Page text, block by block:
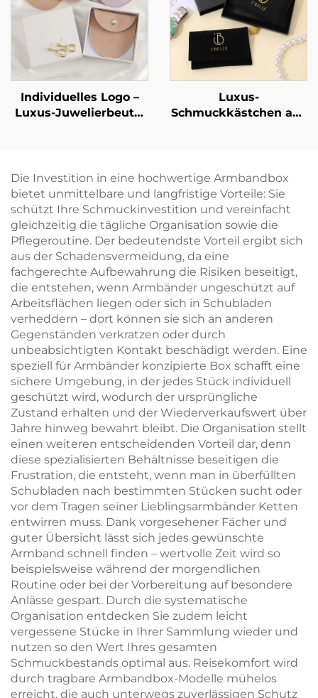
exklusive Artefakt-Box
für Schmuck,
Halsketten und Ringe
Geschenkbox,
Großhandel
Individuelles Logo –
Luxus-Juwelierbeutel
und weichem
Mikrofaser-Futter zur
Aufbewahrung von
Halsketten, Ohrringen
und Ringen
Luxus-
Schmuckkästchen aus
mit Bandgriff zur
Verpackung von
Halskette und Ring
Die Investition in eine hochwertige Armbandbox
bietet unmittelbare und langfristige Vorteile: Sie
schützt Ihre Schmuckinvestition und vereinfacht
gleichzeitig die tägliche Organisation sowie die
Pflegeroutine. Der bedeutendste Vorteil ergibt sich
aus der Schadensvermeidung, da eine
fachgerechte Aufbewahrung die Risiken beseitigt,
die entstehen, wenn Armbänder ungeschützt auf
Arbeitsflächen liegen oder sich in Schubladen
verheddern – dort können sie sich an anderen
Gegenständen verkratzen oder durch
unbeabsichtigten Kontakt beschädigt werden. Eine
speziell für Armbänder konzipierte Box schafft eine
sichere Umgebung, in der jedes Stück individuell
geschützt wird, wodurch der ursprüngliche
Zustand erhalten und der Wiederverkaufswert über
Jahre hinweg bewahrt bleibt. Die Organisation stellt
einen weiteren entscheidenden Vorteil dar, denn
diese spezialisierten Behältnisse beseitigen die
Frustration, die entsteht, wenn man in überfüllten
Schubladen nach bestimmten Stücken sucht oder
vor dem Tragen seiner Lieblingsarmbänder Ketten
entwirren muss. Dank vorgesehener Fächer und
guter Übersicht lässt sich jedes gewünschte
Armband schnell finden – wertvolle Zeit wird so
beispielsweise während der morgendlichen
Routine oder bei der Vorbereitung auf besondere
Anlässe gespart. Durch die systematische
Organisation entdecken Sie zudem leicht
vergessene Stücke in Ihrer Sammlung wieder und
nutzen so den Wert Ihres gesamten
Schmuckbestands optimal aus. Reisekomfort wird
durch tragbare Armbandbox-Modelle mühelos
erreicht, die auch unterwegs zuverlässigen Schutz